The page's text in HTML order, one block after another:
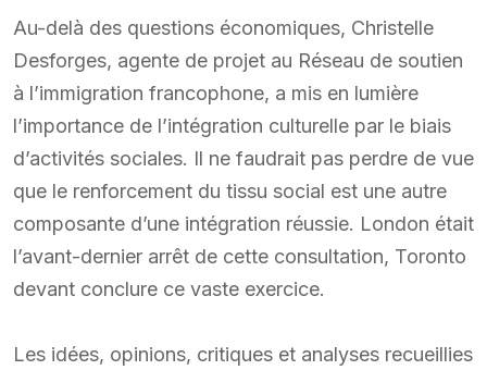
Au-delà des questions économiques, Christelle
Desforges, agente de projet au Réseau de soutien
à l’immigration francophone, a mis en lumière
l’importance de l’intégration culturelle par le biais
d’activités sociales. Il ne faudrait pas perdre de vue
que le renforcement du tissu social est une autre
composante d’une intégration réussie. London était
l’avant-dernier arrêt de cette consultation, Toronto
devant conclure ce vaste exercice.
Les idées, opinions, critiques et analyses recueillies